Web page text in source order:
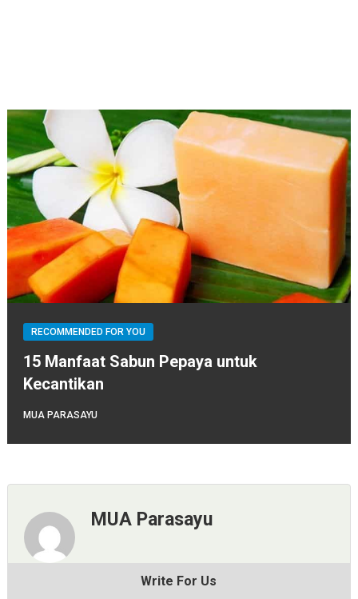
RECOMMENDED FOR YOU
15 Manfaat Sabun Pepaya untuk
Kecantikan
MUA PARASAYU
MUA Parasayu
Write For Us